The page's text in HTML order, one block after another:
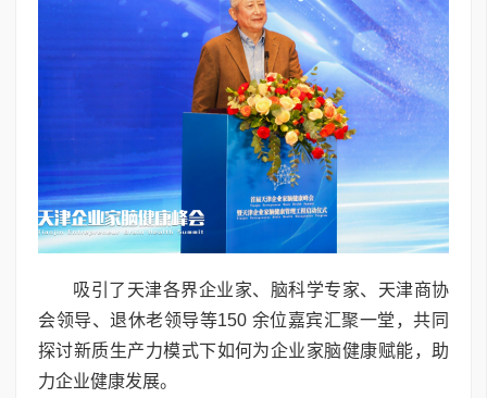
吸引了 天津各界企业家、脑科学专家、天津商协
会领导、退休老领导等150 余位嘉宾汇聚一堂，共同
探讨新质生产力模式下如何为企业家脑健康赋能，助
力企业健康发展。